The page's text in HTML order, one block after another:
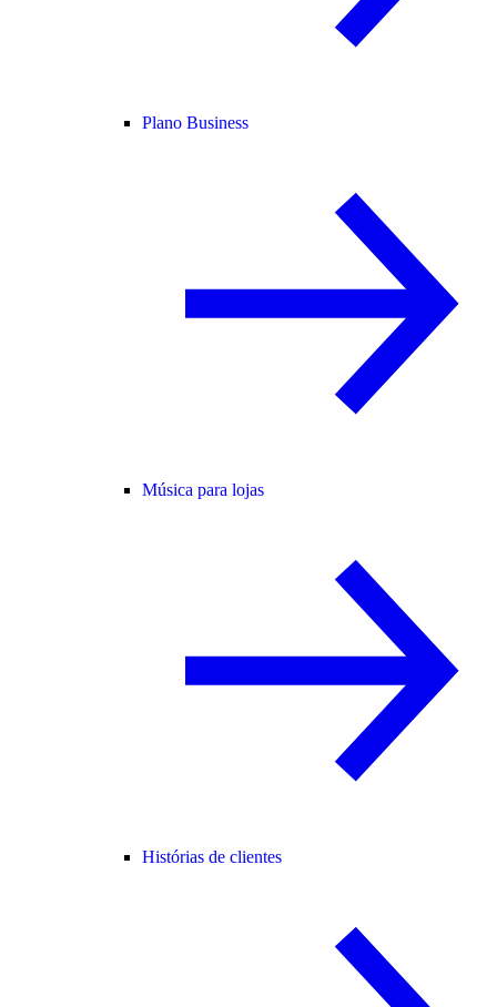
Plano Business
Música para lojas
Histórias de clientes